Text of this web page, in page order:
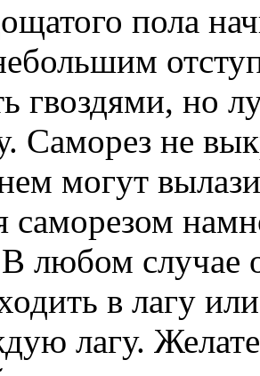
пола
гвоздями, но
Саморез не
могут
саморезом
В любом
в лагу
лагу.